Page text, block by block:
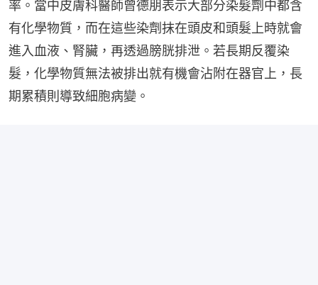
率。當中皮膚科醫師曾德朋表示大部分染髮劑中都含
有化學物質，而在這些染劑抹在頭皮和頭髮上時就會
進入血液、腎臟，再透過膀胱排泄。若長期反覆染
髮，化學物質無法被排出就有機會沾附在器官上，長
期累積則導致細胞病變。